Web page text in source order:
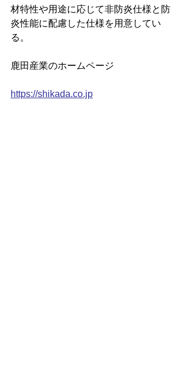
材特性や用途に応じて非防炎仕様と防
炎性能に配慮した仕様を用意してい
る。
鹿田産業のホームページ
https://shikada.co.jp